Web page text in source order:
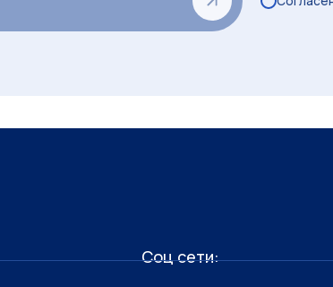
Соц сети: